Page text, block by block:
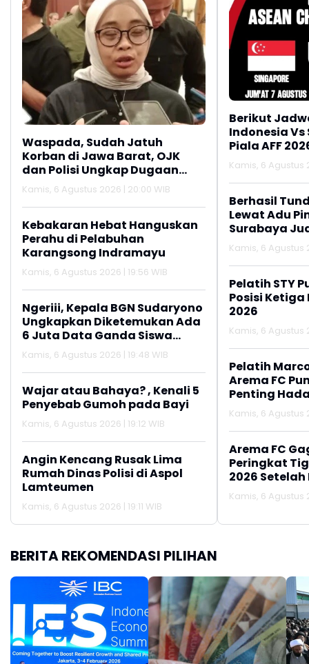
Waspada, Sudah Jatuh
Korban di Jawa Barat, OJK
dan Polisi Ungkap Dugaan
Penipuan Modus Titip Limit
Paylater
Kamis, 6 Agustus 2026 | 20:00 WIB
Kebakaran Hebat Hanguskan
Perahu di Pelabuhan
Karangsong Indramayu
Kamis, 6 Agustus 2026 | 19:56 WIB
Ngeriii, Kepala BGN Sudaryono
Ungkapkan Diketemukan Ada
6 Juta Data Ganda Siswa
Penerima MBG
Kamis, 6 Agustus 2026 | 19:48 WIB
Wajar atau Bahaya? , Kenali 5
Penyebab Gumoh pada Bayi
Kamis, 6 Agustus 2026 | 19:12 WIB
Angin Kencang Rusak Lima
Rumah Dinas Polisi di Aspol
Lamteumen
Kamis, 6 Agustus 2026 | 19:11 WIB
Berikut
Indonesia
Piala AFF
Kamis, 6 Agustus
Berhasil
Lewat Adu
Surabaya
2026
Kamis, 6 Agustus
Pelatih STY
Posisi Ketiga
2026
Kamis, 6 Agustus
Pelatih
Arema FC
Penting
Kamis, 6 Agustus
Arema FC
Peringkat
2026
Persija
Kamis, 6 Agustus
BERITA REKOMENDASI PILIHAN